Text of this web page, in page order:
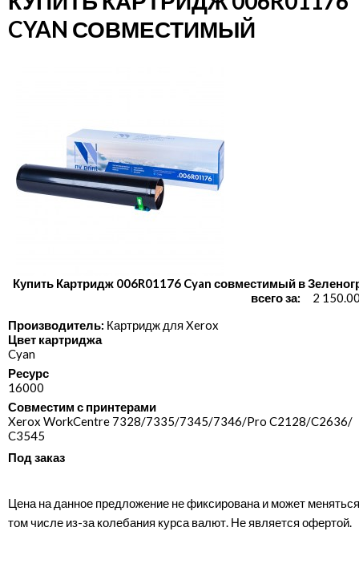
CYAN СОВМЕСТИМЫЙ
Купить Картридж 006R01176 Cyan совместимый в
всего за:
2
Производитель: Картридж для Xerox
Цвет картриджа
Cyan
Ресурс
16000
Совместим с принтерами
Xerox WorkCentre 7328/​7335/​7345/​7346/​Pro C2128/​C2636/​
C3545
Под заказ
Цена на данное предложение не фиксирована и может
том числе из-за колебания курса валют. Не является офертой.